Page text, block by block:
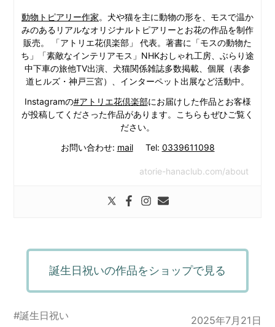
動物トピアリー作家。犬や猫を主に動物の形を、モスで温か
みのあるリアルなオリジナルトピアリーとお花の作品を制作
販売。 「アトリエ花倶楽部」 代表。著書に「モスの動物た
ち」「素敵なインテリアモス」NHKおしゃれ工房、ぶらり途
中下車の旅他TV出演、犬猫関係雑誌多数掲載、個展（表参
道ヒルズ・神戸三宮）、インターペット出展など活動中。
Instagramの#アトリエ花倶楽部にお届けした作品とお客様
が投稿してくださった作品があります。こちらもぜひご覧く
ださい。
お問い合わせ: mailTel: 0339611098
atorie-hanaclub.com/about
誕生日祝いの作品をショップで見る
#誕生日祝い 2025年7月21日